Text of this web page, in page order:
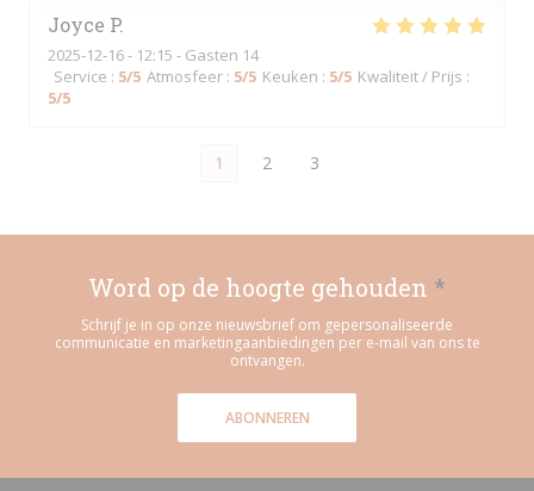
Joyce P
2025-12-16- 12:15 - Gasten 14
Service : 5/5 Atmosfeer : 5/5 Keuken : 5/5 Kwaliteit / Prijs :
5/5
1 2 3
Word op de hoogte gehouden *
Schrijf je in op onze nieuwsbrief om gepersonaliseerde
communicatie en marketingaanbiedingen per e-mail van ons te
ontvangen.
ABONNEREN